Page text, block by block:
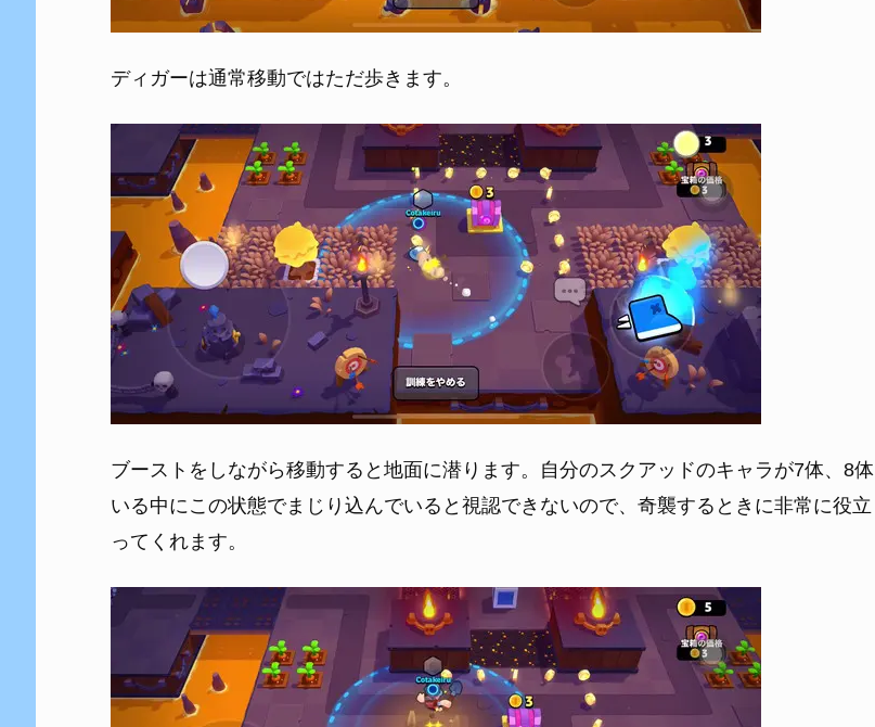
ディガーは通常移動ではただ歩きます。
ブーストをしながら移動すると地面に潜ります。自分のスクアッドのキャラが7体、8体
いる中にこの状態でまじり込んでいると視認できないので、奇襲するときに非常に役立
ってくれます。